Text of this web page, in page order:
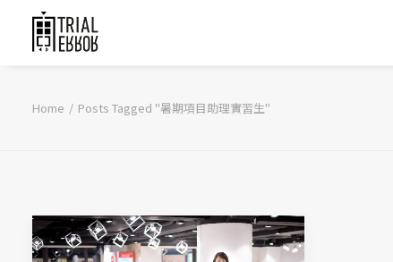
Home Posts Tagged "暑期項目助理實習生"